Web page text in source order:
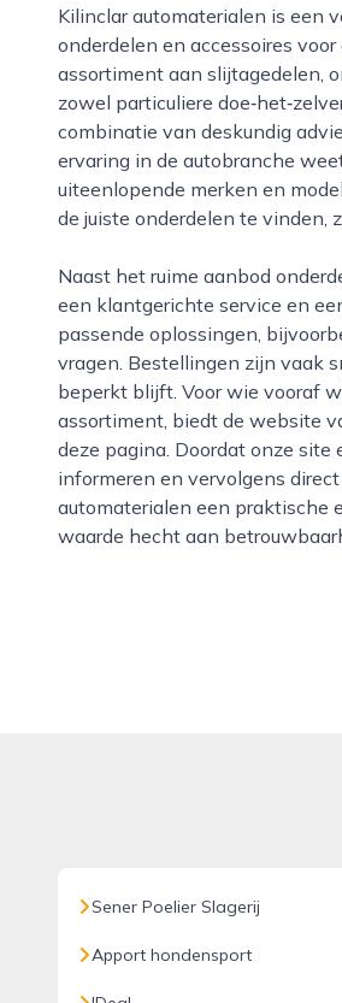
Kilinclar automaterialen is een vertrouwd adres voor wie in rotterdam op zoek is naar kwalitatieve
onderdelen en accessoires
assortiment aan slijtagedelen,
zowel particuliere
combinatie van deskundig
ervaring in de autobranche
uiteenlopende merken en
de juiste onderdelen te vinden,
Naast het ruime aanbod onderdelen en accessoires onderscheidt kilinclar automaterialen zich door
een klantgerichte service en
passende oplossingen,
vragen. Bestellingen zijn vaak
beperkt blijft. Voor wie vooraf
assortiment, biedt de website
deze pagina. Doordat onze
informeren en vervolgens
automaterialen een praktische
waarde hecht aan
Sener Poelier Slagerij
Apport hondensport